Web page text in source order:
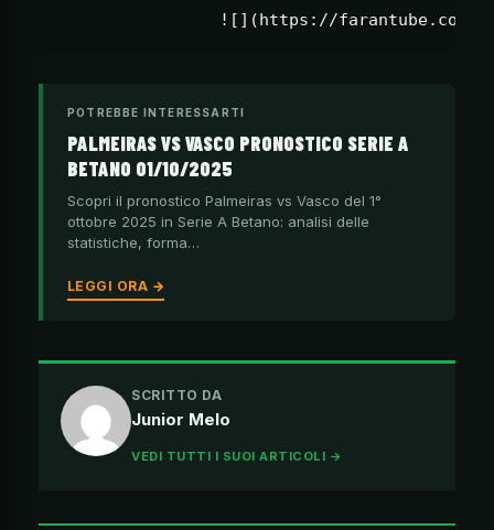
POTREBBE INTERESSARTI
PALMEIRAS VS VASCO PRONOSTICO SERIE A
BETANO 01/10/2025
Scopri il pronostico Palmeiras vs Vasco del 1°
ottobre 2025 in Serie A Betano: analisi delle
statistiche, forma…
LEGGI ORA →
SCRITTO DA
Junior Melo
VEDI TUTTI I SUOI ARTICOLI →